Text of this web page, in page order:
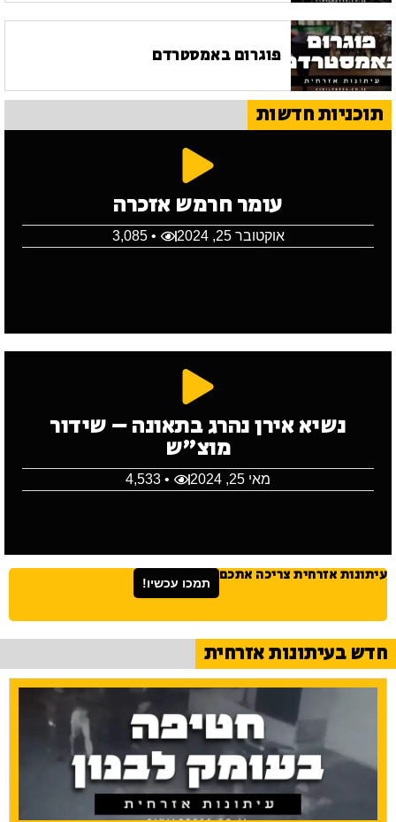
פוגרום באמסטרדם
תוכניות חדשות
עומר חרמש אזכרה
אוקטובר 25, 2024 • 3,085
נשיא אירן נהרג בתאונה – שידור
מוצ"ש
מאי 25, 2024 • 4,533
עיתונות אזרחית צריכה אתכם תמכו עכשיו!
חדש בעיתונות אזרחית